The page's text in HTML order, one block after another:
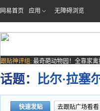
网易首页 应用 无障碍浏览
跟贴神评组: 最奇葩动物园！全靠家禽
场子
话题： 比尔·拉塞
快速发贴 去跟贴广场看看